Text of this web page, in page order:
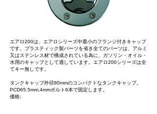
エアロ200は、エアロシリーズ中最小のフランジ付きキャップ
です。プラスティック製パーツを省き全てのパーツは、アルミ
又はステンレス材で構成されている為に、ガソリン・オイル・
水用のキャップとして適しています。エアロ200シリーズは全
てキー無しです。
タンクキャップ外径80mmのコンパクトなタンクキャップ。
PCD65.5mm,4mmボルト6本で固定します。
価格: